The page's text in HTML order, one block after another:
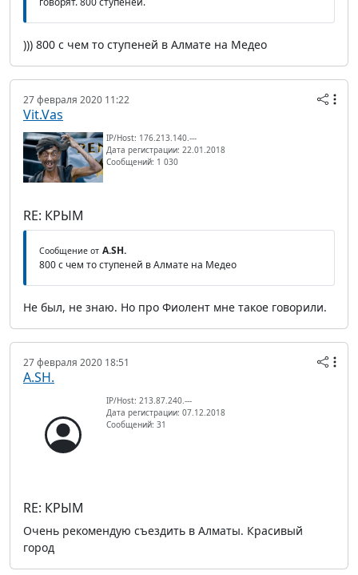
))) 800 с чем то ступеней в Алмате на Медео
27 февраля 2020 11:22
Vit.Vas
IP/Host: 176.213.140.---
Дата регистрации: 22.01.2018
Сообщений: 1 030
RE: КРЫМ
Сообщение от A.SH.
800 с чем то ступеней в Алмате на Медео
Не был, не знаю. Но про Фиолент мне такое говорили.
27 февраля 2020 18:51
A.SH.
IP/Host: 213.87.240.---
Дата регистрации: 07.12.2018
Сообщений: 31
RE: КРЫМ
Очень рекомендую съездить в Алматы. Красивый
город